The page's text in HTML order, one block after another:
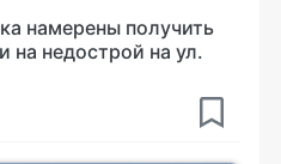
намерены получить
на недострой на ул.